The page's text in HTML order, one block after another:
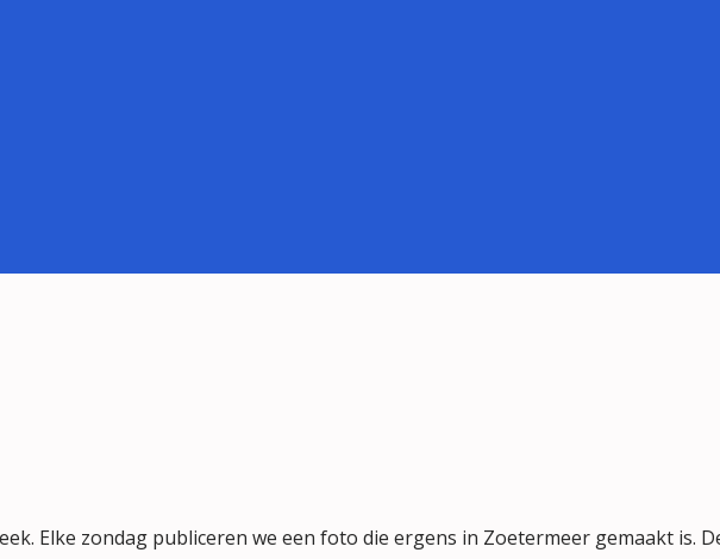
Elke zondag publiceren we een foto die ergens in Zoetermeer gemaakt is.